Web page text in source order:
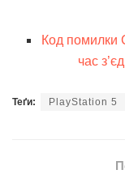
Код помилки
час
Теґи: PlayStation 5